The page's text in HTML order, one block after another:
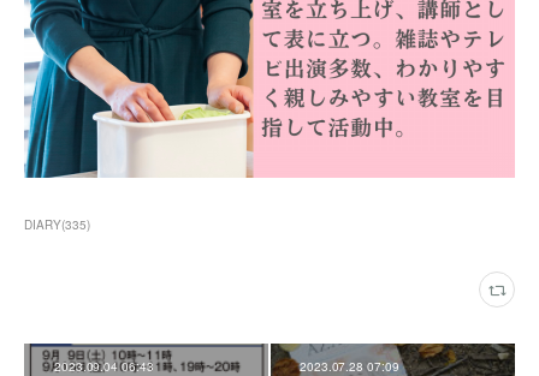
DIARY(335)
2023.09.04 06:43 2023.07.28 07:09